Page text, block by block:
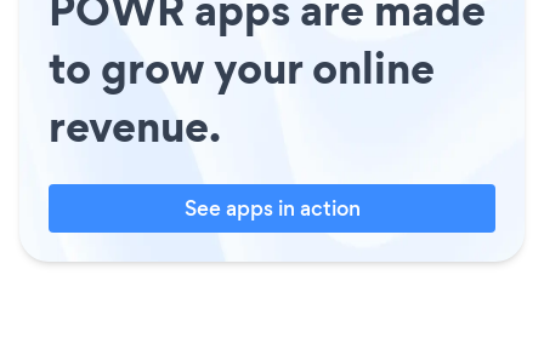
to grow your online
revenue.
See apps in action